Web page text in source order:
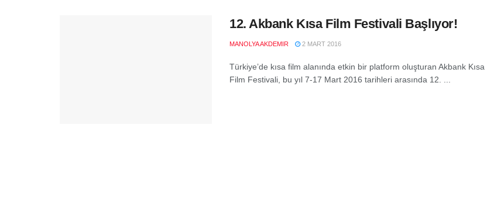
12. Akbank Kısa Film Festivali Başlıyor!
MANOLYA AKDEMIR 2 MART 2016
Türkiye’de kısa film alanında etkin bir platform oluşturan Akbank Kısa
Film Festivali, bu yıl 7-17 Mart 2016 tarihleri arasında 12. ...